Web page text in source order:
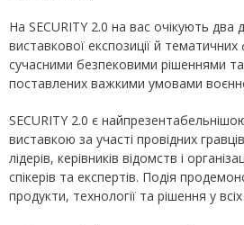
На SECURITY 2.0 на вас очікують два
виставкової експозиції й
сучасними безпековими рішеннями
поставлених важкими умовами
SECURITY 2.0 є
виставкою за участі провідних
лідерів, керівників відомств і
спікерів та експертів. Подія
продукти, технології та рішення у